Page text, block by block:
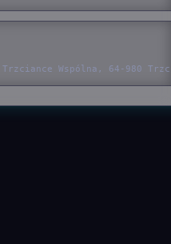
Trzciance Wspólna, 64-980